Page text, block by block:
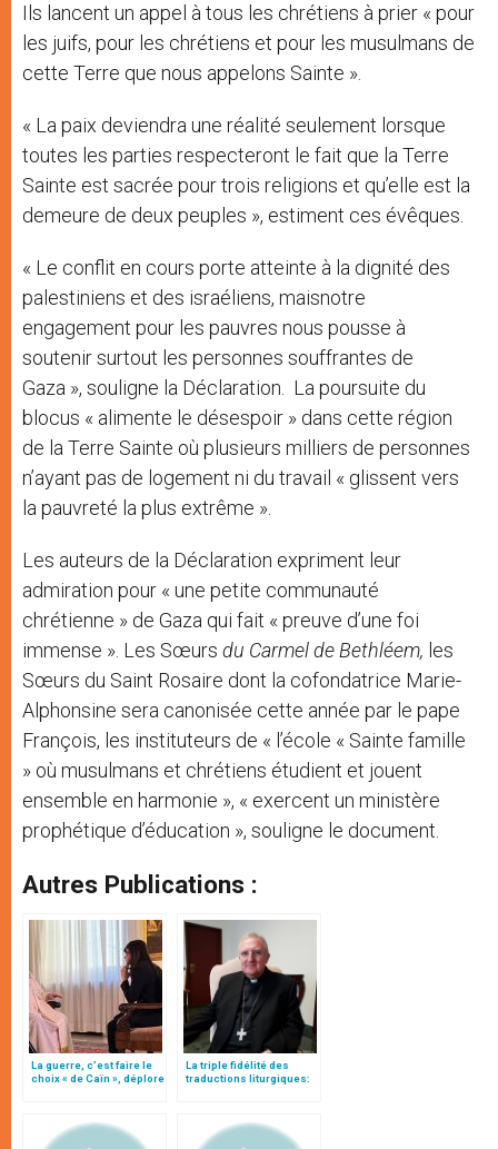
Ils lancent un appel à tous les chrétiens à prier « pour
les juifs, pour les chrétiens et pour les musulmans de
cette Terre que nous appelons Sainte ».
« La paix deviendra une réalité seulement lorsque
toutes les parties respecteront le fait que la Terre
Sainte est sacrée pour trois religions et qu’elle est la
demeure de deux peuples », estiment ces évêques.
« Le conflit en cours porte atteinte à la dignité des
palestiniens et des israéliens, maisnotre
engagement pour les pauvres nous pousse à
soutenir surtout les personnes souffrantes de
Gaza », souligne la Déclaration. La poursuite du
blocus « alimente le désespoir » dans cette région
de la Terre Sainte où plusieurs milliers de personnes
n’ayant pas de logement ni du travail « glissent vers
la pauvreté la plus extrême ».
Les auteurs de la Déclaration expriment leur
admiration pour « une petite communauté
chrétienne » de Gaza qui fait « preuve d’une foi
immense ». Les Sœurs du Carmel de Bethléem, les
Sœurs du Saint Rosaire dont la cofondatrice Marie-
Alphonsine sera canonisée cette année par le pape
François, les instituteurs de « l’école « Sainte famille
» où musulmans et chrétiens étudient et jouent
ensemble en harmonie », « exercent un ministère
prophétique d’éducation », souligne le document.
Autres Publications :
La guerre, c’est faire le
choix « de Caïn », déplore
La triple fidélité des
traductions liturgiques: